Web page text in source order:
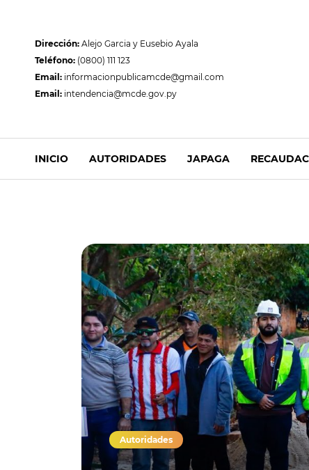
Dirección: Alejo Garcia y Eusebio Ayala
Teléfono: (0800) 111 123
Email: informacionpublicamcde@gmail.com
Email: intendencia@mcde.gov.py
INICIO AUTORIDADES JAPAGA
Autoridades